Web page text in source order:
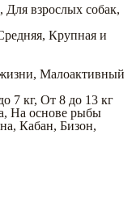
, Для взрослых собак,
, Крупная и
, Малоактивный
7 кг, От 8 до 13 кг
, На основе рыбы
, Кабан, Бизон,